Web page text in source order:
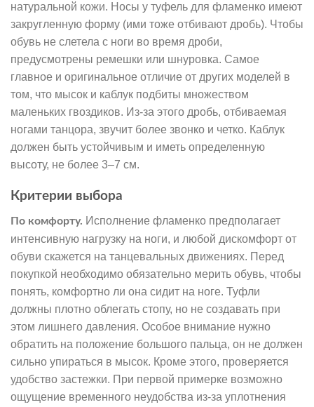
натуральной кожи. Носы у туфель для фламенко имеют
закругленную форму (ими тоже отбивают дробь). Чтобы
обувь не слетела с ноги во время дроби,
предусмотрены ремешки или шнуровка. Самое
главное и оригинальное отличие от других моделей в
том, что мысок и каблук подбиты множеством
маленьких гвоздиков. Из-за этого дробь, отбиваемая
ногами танцора, звучит более звонко и четко. Каблук
должен быть устойчивым и иметь определенную
высоту, не более 3–7 см.
Критерии выбора
По комфорту. Исполнение фламенко предполагает
интенсивную нагрузку на ноги, и любой дискомфорт от
обуви скажется на танцевальных движениях. Перед
покупкой необходимо обязательно мерить обувь, чтобы
понять, комфортно ли она сидит на ноге. Туфли
должны плотно облегать стопу, но не создавать при
этом лишнего давления. Особое внимание нужно
обратить на положение большого пальца, он не должен
сильно упираться в мысок. Кроме этого, проверяется
удобство застежки. При первой примерке возможно
ощущение временного неудобства из-за уплотнения